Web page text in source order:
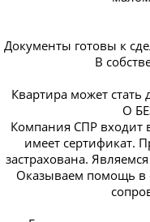
Документы готовы к
В
Квартира может стать
О
Компания СПР входит
имеет сертификат.
застрахована.
Оказываем помощь в